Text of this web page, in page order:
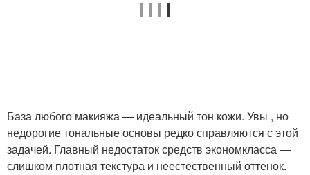
База любого макияжа — идеальный тон кожи. Увы , но
недорогие тональные основы редко справляются с этой
задачей. Главный недостаток средств экономкласса —
слишком плотная текстура и неестественный оттенок.